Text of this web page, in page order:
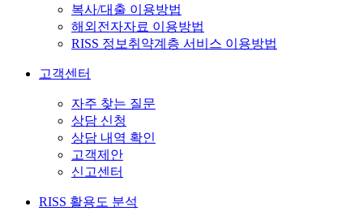
복사/대출 이용방법
해외전자자료 이용방법
RISS 정보취약계층 서비스 이용방법
고객센터
자주 찾는 질문
상담 신청
상담 내역 확인
고객제안
신고센터
RISS 활용도 분석